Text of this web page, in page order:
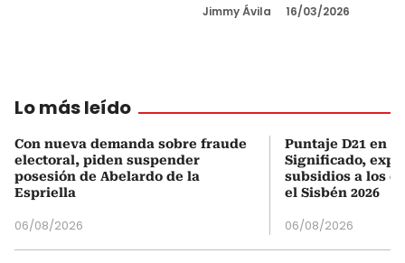
Jimmy Ávila 16/03/2026
Lo más leído
Con nueva demanda sobre fraude
electoral, piden suspender
posesión de Abelardo de la
Espriella
06/08/2026
Puntaje D21 en
Significado,
subsidios a los
el Sisbén 2026
06/08/2026